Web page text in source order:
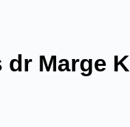
dr Marge